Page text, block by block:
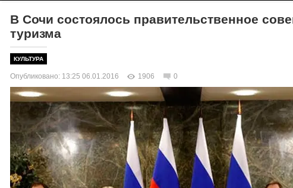
В Сочи состоялось правительственное
туризма
КУЛЬТУРА
Опубликовано: 13:25 06.01.2016 1906 0